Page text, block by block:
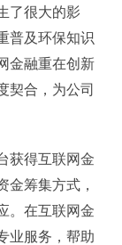
了很大的影
普及环保知识
金融重在创新
契合，为公司
获得互联网金
金筹集方式，
。在互联网金
业服务，帮助